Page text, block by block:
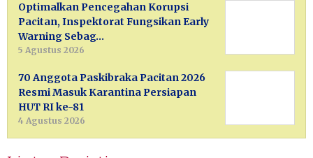
Optimalkan Pencegahan Korupsi
Pacitan, Inspektorat Fungsikan Early
Warning Sebag…
5 Agustus 2026
70 Anggota Paskibraka Pacitan 2026
Resmi Masuk Karantina Persiapan
HUT RI ke-81
4 Agustus 2026